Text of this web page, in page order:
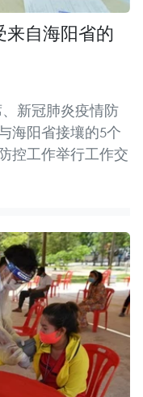
来自海阳省的
新冠肺炎疫情防
海阳省接壤的5个
控工作举行工作交